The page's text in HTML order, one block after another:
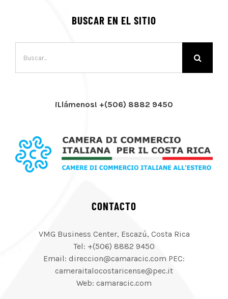
BUSCAR EN EL SITIO
¡Llámenos! +(506) 8882 9450
CONTACTO
VMG Business Center, Escazú, Costa Rica
Tel: +(506) 8882 9450
Email: direccion@camaracic.com PEC:
cameraitalocostaricense@pec.it
Web: camaracic.com